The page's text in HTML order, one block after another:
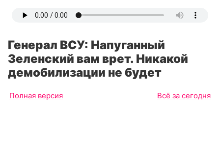
Генерал ВСУ: Напуганный
Зеленский вам врет. Никакой
демобилизации не будет
Полная версия Всё за сегодня